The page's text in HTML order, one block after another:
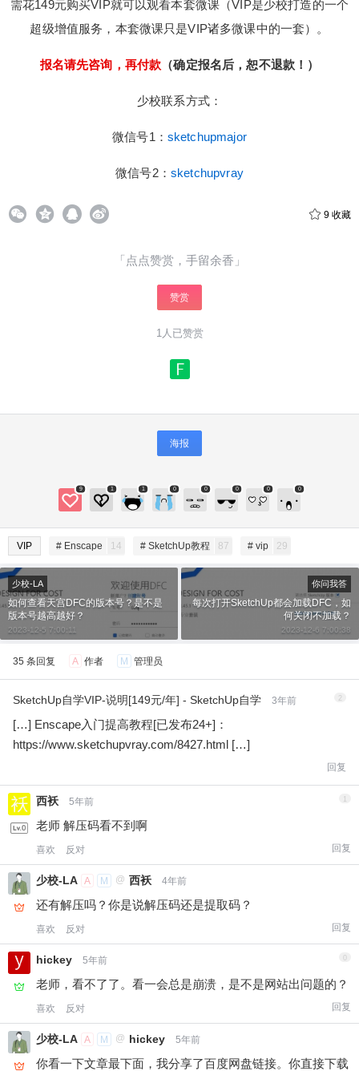
需花149元购买VIP就可以观看本套微课（VIP是少校打造的一个
超级增值服务，本套微课只是VIP诸多微课中的一套）。
报名请先咨询，再付款 （确定报名后，恕不退款！）
少校联系方式：
微信号1： sketchupmajor
微信号2： sketchupvray
9 收藏
「点点赞赏，手留余香」
赞赏
1人已赞赏
海报
9 1 1 0 0 0 0 0
VIP # Enscape 14 # SketchUp教程 87 # vip 29
元 5 元
元 50 元
立刻支付
少校-LA
如何查看天宫DFC的版本号？是不是
版本号越高越好？
2023-12-5 7:00:11
你问我答
每次打开SketchUp都会加载DFC，如
何关闭不加载？
2023-12-6 7:00:38
35 条回复 A 作者 M 管理员
SketchUp自学VIP-说明[149元/年] - SketchUp自学 3年前 2
[…] Enscape入门提高教程[已发布24+]：
https://www.sketchupvray.com/8427.html […]
回复
西袄 5年前
老师 解压码看不到啊
喜欢 反对 回复
少校-LA A M @ 西袄 4年前
还有解压吗？你是说解压码还是提取码？
喜欢 反对 回复
hickey 5年前
老师，看不了了。看一会总是崩溃，是不是网站出问题的？
喜欢 反对 回复
少校-LA A M @ hickey 5年前
你看一下文章最下面，我分享了百度网盘链接。你直接下载